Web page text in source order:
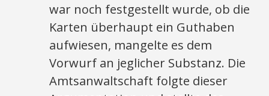
war noch festgestellt wurde, ob die
Karten überhaupt ein Guthaben
aufwiesen, mangelte es dem
Vorwurf an jeglicher Substanz. Die
Amtsanwaltschaft folgte dieser